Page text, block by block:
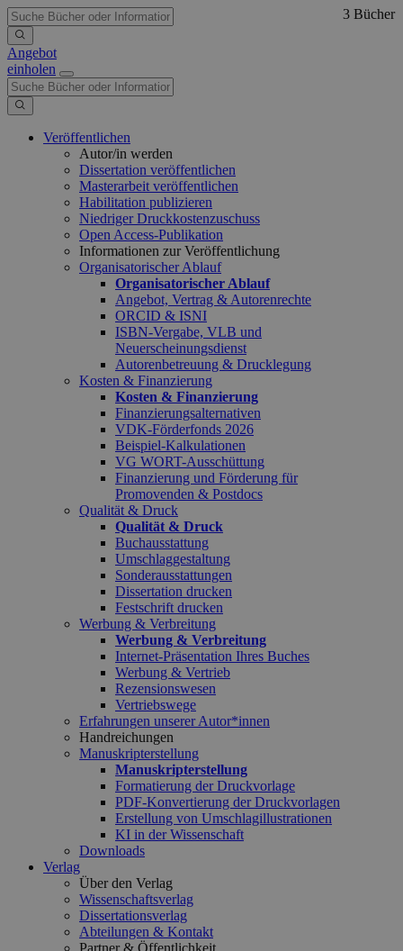
Angebot
einholen
Veröffentlichen
Autor/in werden
Dissertation veröffentlichen
Masterarbeit veröffentlichen
Habilitation publizieren
Niedriger Druckkostenzuschuss
Open Access-Publikation
Informationen zur Veröffentlichung
Organisatorischer Ablauf
Organisatorischer Ablauf
Angebot, Vertrag & Autorenrechte
ORCID & ISNI
ISBN-Vergabe, VLB und
Neuerscheinungsdienst
Autorenbetreuung & Drucklegung
Kosten & Finanzierung
Kosten & Finanzierung
Finanzierungsalternativen
VDK-Förderfonds 2026
Beispiel-Kalkulationen
VG WORT-Ausschüttung
Finanzierung und Förderung für
Promovenden & Postdocs
Qualität & Druck
Qualität & Druck
Buchausstattung
Umschlaggestaltung
Sonderausstattungen
Dissertation drucken
Festschrift drucken
Werbung & Verbreitung
Werbung & Verbreitung
Internet-Präsentation Ihres Buches
Werbung & Vertrieb
Rezensionswesen
Vertriebswege
Erfahrungen unserer Autor*innen
Handreichungen
Manuskripterstellung
Manuskripterstellung
Formatierung der Druckvorlage
PDF-Konvertierung der Druckvorlagen
Erstellung von Umschlagillustrationen
KI in der Wissenschaft
Downloads
Verlag
Über den Verlag
Wissenschaftsverlag
Dissertationsverlag
Abteilungen & Kontakt
Partner & Öffentlichkeit
3 Bücher